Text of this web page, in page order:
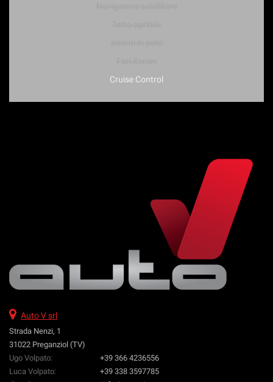
Cruise Control
Auto V srl
Strada Nenzi, 1
31022 Preganziol (TV)
Ugo Volpato:
+39 366 4236556
Luca Volpato:
+39 338 3597785